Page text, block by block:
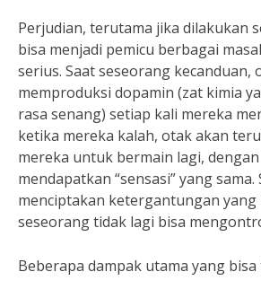
Perjudian, terutama jika dilakukan
bisa menjadi pemicu berbagai
serius. Saat seseorang kecanduan,
memproduksi dopamin (zat kimia
rasa senang) setiap kali mereka
ketika mereka kalah, otak akan
mereka untuk bermain lagi,
mendapatkan “sensasi” yang sama.
menciptakan ketergantungan
seseorang tidak lagi bisa
Beberapa dampak utama yang bisa